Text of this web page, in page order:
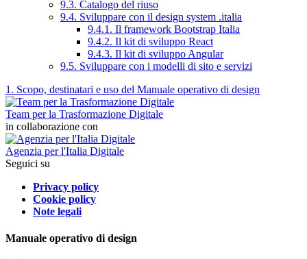
9.3. Catalogo del riuso
9.4. Sviluppare con il design system .italia
9.4.1. Il framework Bootstrap Italia
9.4.2. Il kit di sviluppo React
9.4.3. Il kit di sviluppo Angular
9.5. Sviluppare con i modelli di sito e servizi
1. Scopo, destinatari e uso del Manuale operativo di design
Team per la Trasformazione Digitale
in collaborazione con
Agenzia per l'Italia Digitale
Seguici su
Privacy policy
Cookie policy
Note legali
Manuale operativo di design